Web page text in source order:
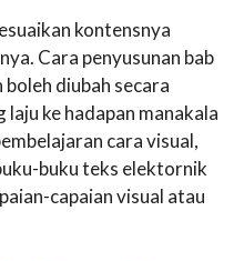
kontensnya
Cara penyusunan bab
diubah secara
ke hadapan manakala
cara visual,
buku teks elektornik
capaian visual atau